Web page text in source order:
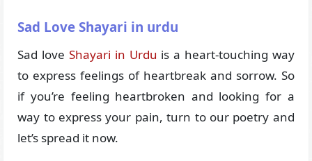
Sad Love Shayari in urdu
Sad love Shayari in Urdu is a heart-touching way
to express feelings of heartbreak and sorrow. So
if you’re feeling heartbroken and looking for a
way to express your pain, turn to our poetry and
let’s spread it now.